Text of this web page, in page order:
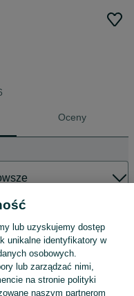
Oceny
lub uzyskujemy dostęp
unikalne identyfikatory w
osobowych.
lub zarządzać nimi,
na stronie polityki
naszym partnerom